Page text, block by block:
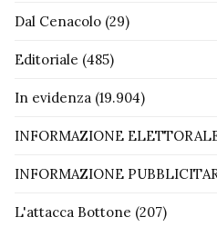
Dal Cenacolo (29)
Editoriale (485)
In evidenza (19.904)
INFORMAZIONE
INFORMAZIONE
L'attacca Bottone (207)